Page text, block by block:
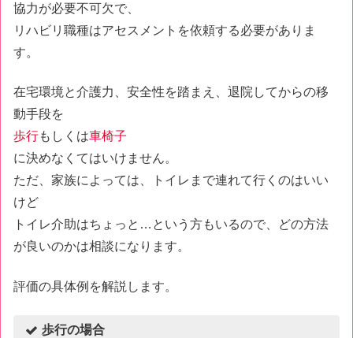
協力が必要不可欠で、
リハビリ職種はアセスメントを依頼する必要がありま
す。
在宅環境と介護力、安全性を踏まえ、退院してからの移
動手段を
歩行もしくは車椅子
に決めなくてはいけません。
ただ、家族によっては、トイレまで連れて行くのはいい
けど
トイレ介助はちょっと…という方もいるので、どの方法
が良いのかは相談になります。
評価の具体例を解説します。
歩行の場合